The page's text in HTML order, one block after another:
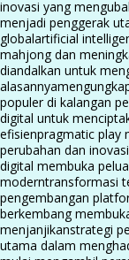
inovasi yang
menjadi penggerak
globalartificial
mahjong dan
diandalkan untuk
alasannya
populer di kalangan
digital untuk
efisienpragmatic play
perubahan dan
digital membuka
moderntransformasi
pengembangan
berkembang
menjanjikanstrategi
utama dalam